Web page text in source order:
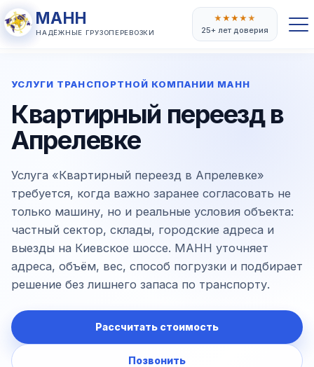
МАНН
НАДЁЖНЫЕ ГРУЗОПЕРЕВОЗКИ
★★★★★
25+ лет доверия
УСЛУГИ ТРАНСПОРТНОЙ КОМПАНИИ МАНН
Квартирный переезд в
Апрелевке
Услуга «Квартирный переезд в Апрелевке»
требуется, когда важно заранее согласовать не
только машину, но и реальные условия объекта:
частный сектор, склады, городские адреса и
выезды на Киевское шоссе. МАНН уточняет
адреса, объём, вес, способ погрузки и подбирает
решение без лишнего запаса по транспорту.
Рассчитать стоимость
Позвонить